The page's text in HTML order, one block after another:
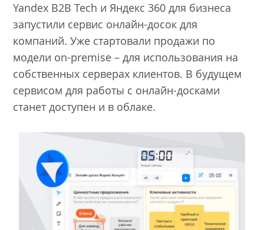
Yandex B2B Tech и Яндекс 360 для бизнеса
запустили сервис онлайн-досок для
компаний. Уже стартовали продажи по
модели on-premise – для использования на
собственных серверах клиентов. В будущем
сервисом для работы с онлайн-досками
станет доступен и в облаке.